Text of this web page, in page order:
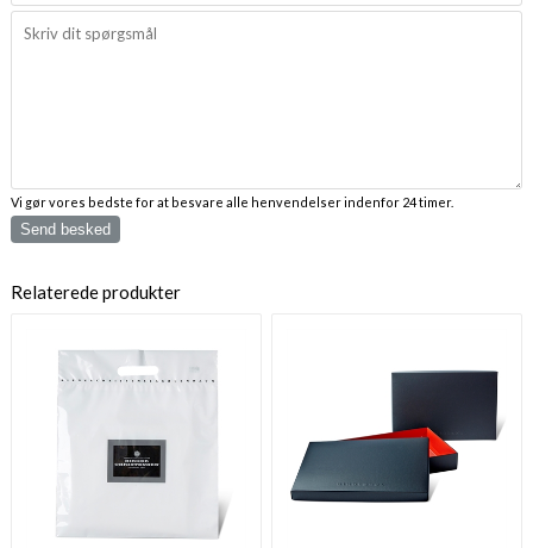
Vi gør vores bedste for at besvare alle henvendelser indenfor 24 timer.
Send besked
Relaterede produkter